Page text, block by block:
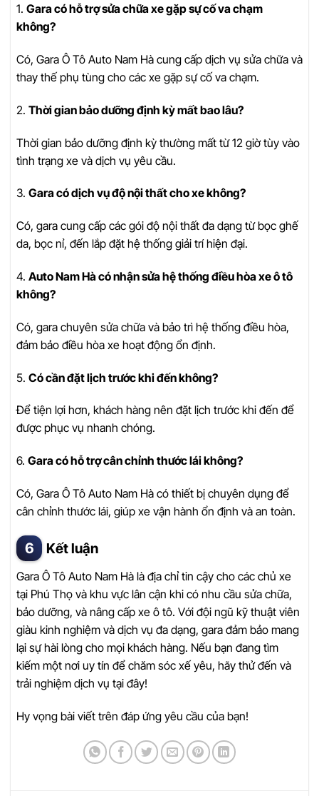
1. Gara có hỗ trợ sửa chữa xe gặp sự cố va chạm
không?
Có, Gara Ô Tô Auto Nam Hà cung cấp dịch vụ sửa chữa và
thay thế phụ tùng cho các xe gặp sự cố va chạm.
2. Thời gian bảo dưỡng định kỳ mất bao lâu?
Thời gian bảo dưỡng định kỳ thường mất từ 12 giờ tùy vào
tình trạng xe và dịch vụ yêu cầu.
3. Gara có dịch vụ độ nội thất cho xe không?
Có, gara cung cấp các gói độ nội thất đa dạng từ bọc ghế
da, bọc nỉ, đến lắp đặt hệ thống giải trí hiện đại.
4. Auto Nam Hà có nhận sửa hệ thống điều hòa xe ô tô
không?
Có, gara chuyên sửa chữa và bảo trì hệ thống điều hòa,
đảm bảo điều hòa xe hoạt động ổn định.
5. Có cần đặt lịch trước khi đến không?
Để tiện lợi hơn, khách hàng nên đặt lịch trước khi đến để
được phục vụ nhanh chóng.
6. Gara có hỗ trợ cân chỉnh thước lái không?
Có, Gara Ô Tô Auto Nam Hà có thiết bị chuyên dụng để
cân chỉnh thước lái, giúp xe vận hành ổn định và an toàn.
Kết luận
Gara Ô Tô Auto Nam Hà là địa chỉ tin cậy cho các chủ xe
tại Phú Thọ và khu vực lân cận khi có nhu cầu sửa chữa,
bảo dưỡng, và nâng cấp xe ô tô. Với đội ngũ kỹ thuật viên
giàu kinh nghiệm và dịch vụ đa dạng, gara đảm bảo mang
lại sự hài lòng cho mọi khách hàng. Nếu bạn đang tìm
kiếm một nơi uy tín để chăm sóc xế yêu, hãy thử đến và
trải nghiệm dịch vụ tại đây!
Hy vọng bài viết trên đáp ứng yêu cầu của bạn!